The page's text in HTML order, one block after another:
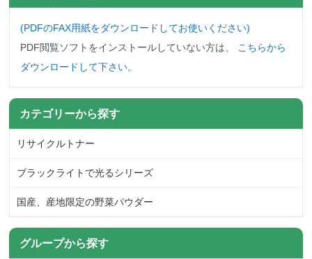
(PDFのFAX用紙をダウンロード してお使いください)
PDF閲覧ソフトをインストールしていない方は、
こちらから
ダウンロードして下さい。
カテゴリーから探す
リサイクルトナー
ブラックライトで光るシリーズ
国産、産地限定の野菜パウダー
グループから探す